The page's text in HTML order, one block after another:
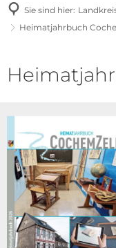
Sie sind hier:
Heimatjahrbuch
Zell